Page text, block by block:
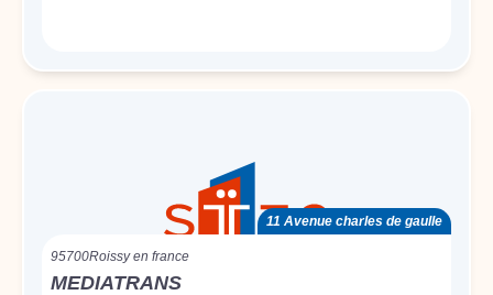
11 Avenue charles de gaulle
95700Roissy en france
MEDIATRANS